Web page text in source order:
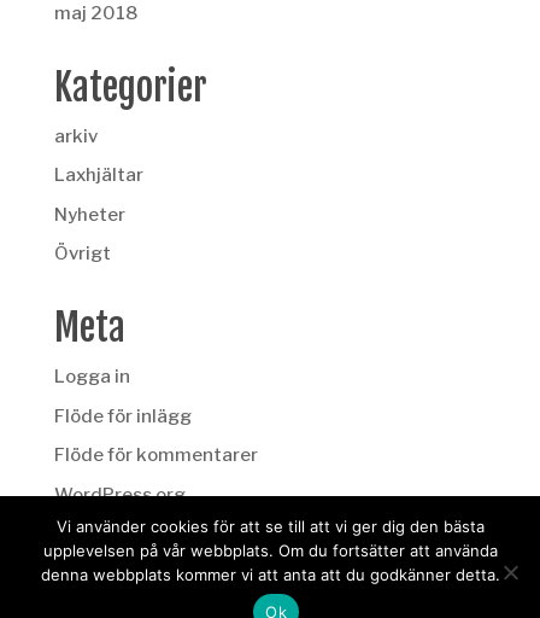
maj 2018
Kategorier
arkiv
Laxhjältar
Nyheter
Övrigt
Meta
Logga in
Flöde för inlägg
Flöde för kommentarer
WordPress.org
Design: Winterkvist.com
Vi använder cookies för att se till att vi ger dig den bästa
upplevelsen på vår webbplats. Om du fortsätter att använda
denna webbplats kommer vi att anta att du godkänner detta.
Ok